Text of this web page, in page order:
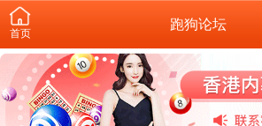
首页
跑狗论坛